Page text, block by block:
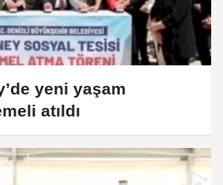
yeni yaşam
atıldı